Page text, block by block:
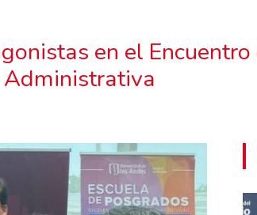
en el
Administrativa